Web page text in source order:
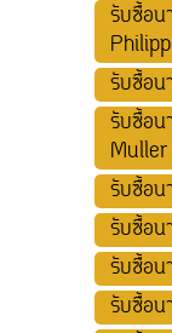
รับซื้อ
รับซื้อน
รับซื้อ
Muller
รับซื้อ
รับซื้อน
รับซื้อ
รับซื้อ